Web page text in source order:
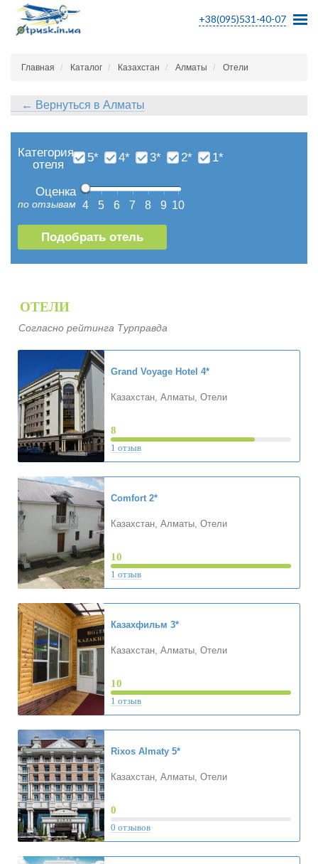
+38(095)531-40-07
Главная Каталог Казахстан Алматы Отели
← Вернуться в Алматы
Категория
отеля
5* 4* 3* 2* 1*
Оценка
по отзывам 4 5 6 7 8 9 10
ОТЕЛИ
Согласно рейтинга Турправда
Grand Voyage Hotel 4*
Казахстан, Алматы, Отели
8
1 отзыв
Comfort 2*
Казахстан, Алматы, Отели
10
1 отзыв
Казахфильм 3*
Казахстан, Алматы, Отели
10
1 отзыв
Rixos Almaty 5*
Казахстан, Алматы, Отели
0
0 отзывов